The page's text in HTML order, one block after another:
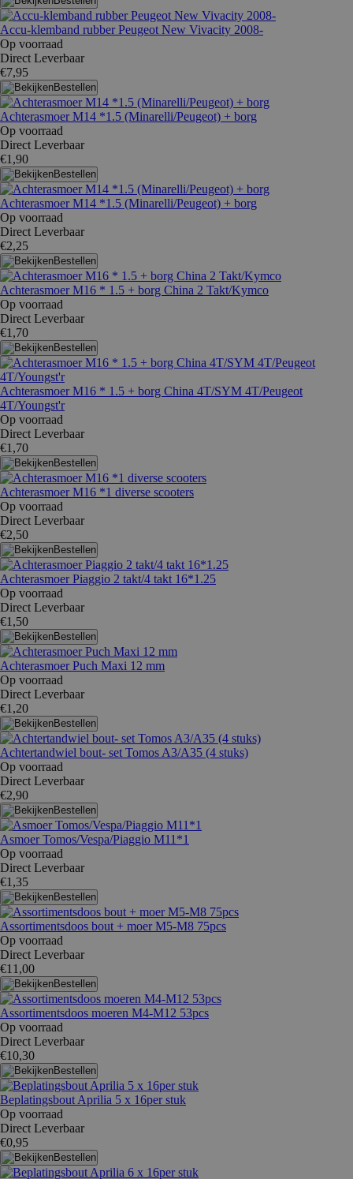
Accu-klemband rubber Peugeot New Vivacity 2008-
Op voorraad
Direct Leverbaar
€7,95
Bestellen
Achterasmoer M14 *1.5 (Minarelli/Peugeot) + borg
Op voorraad
Direct Leverbaar
€1,90
Bestellen
Achterasmoer M14 *1.5 (Minarelli/Peugeot) + borg
Op voorraad
Direct Leverbaar
€2,25
Bestellen
Achterasmoer M16 * 1.5 + borg China 2 Takt/Kymco
Op voorraad
Direct Leverbaar
€1,70
Bestellen
Achterasmoer M16 * 1.5 + borg China 4T/SYM 4T/Peugeot
4T/Youngst'r
Op voorraad
Direct Leverbaar
€1,70
Bestellen
Achterasmoer M16 *1 diverse scooters
Op voorraad
Direct Leverbaar
€2,50
Bestellen
Achterasmoer Piaggio 2 takt/4 takt 16*1.25
Op voorraad
Direct Leverbaar
€1,50
Bestellen
Achterasmoer Puch Maxi 12 mm
Op voorraad
Direct Leverbaar
€1,20
Bestellen
Achtertandwiel bout- set Tomos A3/A35 (4 stuks)
Op voorraad
Direct Leverbaar
€2,90
Bestellen
Asmoer Tomos/Vespa/Piaggio M11*1
Op voorraad
Direct Leverbaar
€1,35
Bestellen
Assortimentsdoos bout + moer M5-M8 75pcs
Op voorraad
Direct Leverbaar
€11,00
Bestellen
Assortimentsdoos moeren M4-M12 53pcs
Op voorraad
Direct Leverbaar
€10,30
Bestellen
Beplatingsbout Aprilia 5 x 16per stuk
Op voorraad
Direct Leverbaar
€0,95
Bestellen